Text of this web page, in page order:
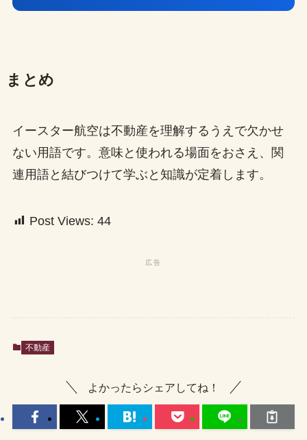
まとめ
イースター航空は不動産を理解するうえで欠かせ
ない用語です。意味と使われる場面をおさえ、関
連用語と結びつけて学ぶと知識が定着します。
Post Views: 44
不動産
よかったらシェアしてね！